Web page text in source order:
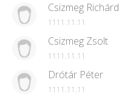
Csizmeg Richárd
1111.11.11
Csizmeg Zsolt
1111.11.11
Drótár Péter
1111.11.11